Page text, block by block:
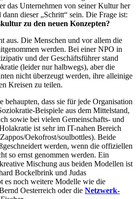
das Unternehmen von seiner Kultur her
dieser „Schritt“ sein. Die Frage ist:
zu den neuen Konzepten?
aus. Die Menschen und vor allem die
werden. Bei einer NPO in
und der Geschäftsführer stand
(leider nur halbwegs), aber die
nicht überzeugt werden, ihre alleinige
Kreisen zu teilen.
behaupten, dass sie für jede Organisation
Beispiele aus dem Mittelstand,
sowie bei vielen Gemeinschafts- und
ist sehr im IT-nahen Bereich
Oekofrost/soulbottles). Beide
werden, wenn die offiziellen
so ernst genommen werden. Ein
Mischung aus beiden Modellen ist
Bockelbrink und Judas
es noch weitere Modelle wie die
Oesterreich oder die Netzwerk-